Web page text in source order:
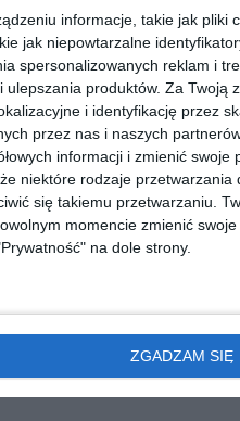
informacje, takie jak pliki
jak niepowtarzalne
spersonalizowanych reklam i
produktów. Za Twoją
i identyfikację przez
przez nas i naszych
informacji i zmienić swoje
niektóre rodzaje przetwarzania
się takiemu przetwarzaniu.
momencie zmienić
na dole strony.
ZGADZAM SIĘ